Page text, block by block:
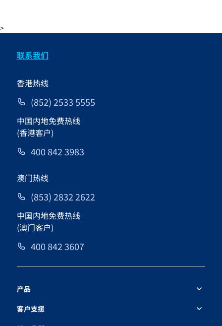
>
联系我们
香港热线
(852) 2533 5555
中国内地免费热线
(香港客户)
400 842 3983
澳门热线
(853) 2832 2622
中国内地免费热线
(澳门客户)
400 842 3607
产品
客户支援